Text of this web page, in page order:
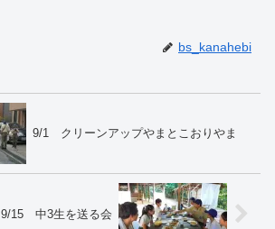
bs_kanahebi
9/1 クリーンアップやまとこおりやま
9/15 中3生を送る会